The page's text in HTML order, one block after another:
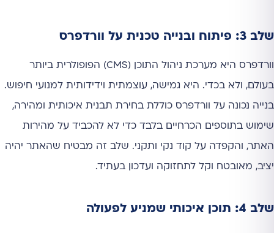
שלב 3: פיתוח ובנייה טכנית על וורדפרס
וורדפרס היא מערכת ניהול התוכן (CMS) הפופולרית ביותר
בעולם, ולא בכדי. היא גמישה, עוצמתית וידידותית למנועי חיפוש.
בנייה נכונה על וורדפרס כוללת בחירת תבנית איכותית ומהירה,
שימוש בתוספים הכרחיים בלבד כדי לא להכביד על מהירות
האתר, והקפדה על קוד נקי ותקני. שלב זה מבטיח שהאתר יהיה
יציב, מאובטח וקל לתחזוקה ועדכון בעתיד.
שלב 4: תוכן איכותי שמניע לפעולה